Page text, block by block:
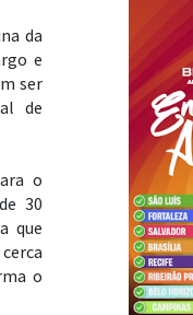
da
e
ser
de
o
30
que
o